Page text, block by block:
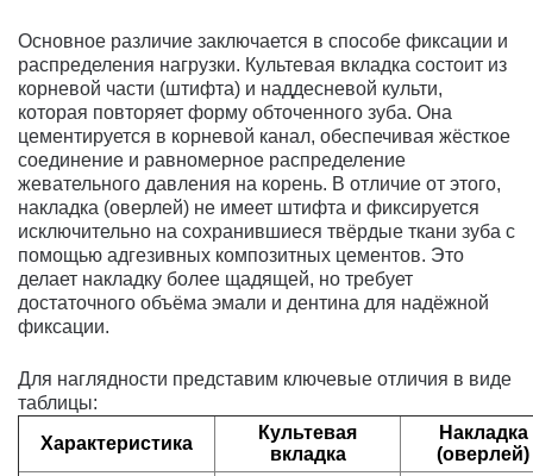
Основное различие заключается в способе фиксации и
распределения нагрузки. Культевая вкладка состоит из
корневой части (штифта) и наддесневой культи,
которая повторяет форму обточенного зуба. Она
цементируется в корневой канал, обеспечивая жёсткое
соединение и равномерное распределение
жевательного давления на корень. В отличие от этого,
накладка (оверлей) не имеет штифта и фиксируется
исключительно на сохранившиеся твёрдые ткани зуба с
помощью адгезивных композитных цементов. Это
делает накладку более щадящей, но требует
достаточного объёма эмали и дентина для надёжной
фиксации.
Для наглядности представим ключевые отличия в виде
таблицы:
Характеристика
Культевая
вкладка
Накладка
(оверлей)